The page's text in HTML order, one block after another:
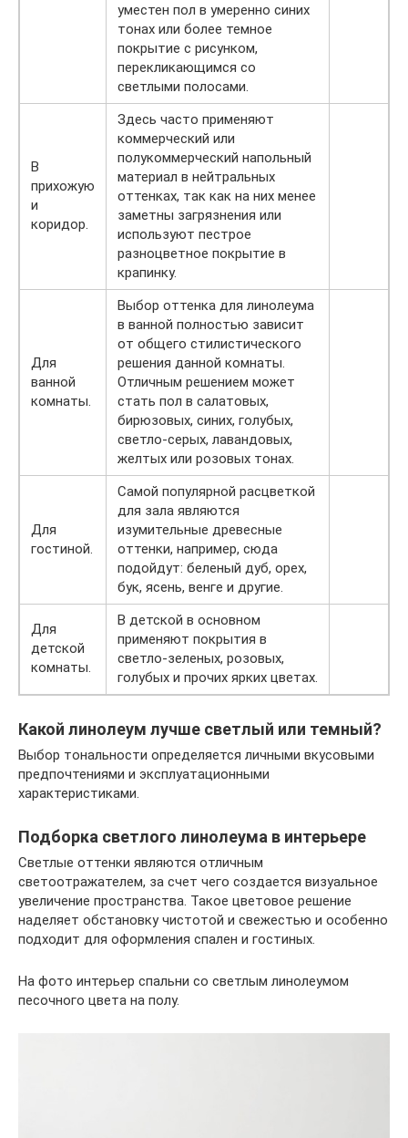
уместен пол в умеренно синих
тонах или более темное
покрытие с рисунком,
перекликающимся со
светлыми полосами.
В
прихожую
и
коридор.
Здесь часто применяют
коммерческий или
полукоммерческий напольный
материал в нейтральных
оттенках, так как на них менее
заметны загрязнения или
используют пестрое
разноцветное покрытие в
крапинку.
Для
ванной
комнаты.
Выбор оттенка для линолеума
в ванной полностью зависит
от общего стилистического
решения данной комнаты.
Отличным решением может
стать пол в салатовых,
бирюзовых, синих, голубых,
светло-серых, лавандовых,
желтых или розовых тонах.
Для
гостиной.
Самой популярной расцветкой
для зала являются
изумительные древесные
оттенки, например, сюда
подойдут: беленый дуб, орех,
бук, ясень, венге и другие.
Для
детской
комнаты.
В детской в основном
применяют покрытия в
светло-зеленых, розовых,
голубых и прочих ярких цветах.
Какой линолеум лучше светлый или темный?
Выбор тональности определяется личными вкусовыми
предпочтениями и эксплуатационными
характеристиками.
Подборка светлого линолеума в интерьере
Светлые оттенки являются отличным
светоотражателем, за счет чего создается визуальное
увеличение пространства. Такое цветовое решение
наделяет обстановку чистотой и свежестью и особенно
подходит для оформления спален и гостиных.
На фото интерьер спальни со светлым линолеумом
песочного цвета на полу.